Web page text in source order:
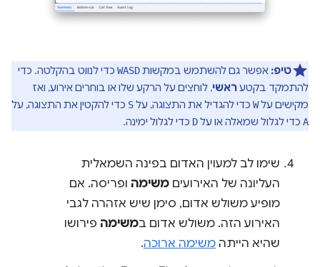
טיפ: אפשר גם להשתמש במקשותWASD כדי לנווט בהקלטה. כדי
להתמקד בקטעראשי, לוחצים על הרקע שלו או בוחרים אירוע, ואז
מקישים עלW כדי להגדיל את התצוגה, עלS כדי להקטין את התצוגה, על
A כדי לגלול שמאלה או עלD כדי לגלול ימינה.
שימו לב למעוין האדום בפינה השמאלית
העליונה של האירועים משימה ופריסה. אם
מופיע משולש אדום, סימן שיש אזהרה לגבי
האירוע הזה. משולש אדום במשימה פירושו
שהיא הייתה משימה ארוכה.